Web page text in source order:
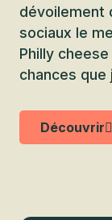
dévoilement
sociaux le
Philly
chances que
Découvrir